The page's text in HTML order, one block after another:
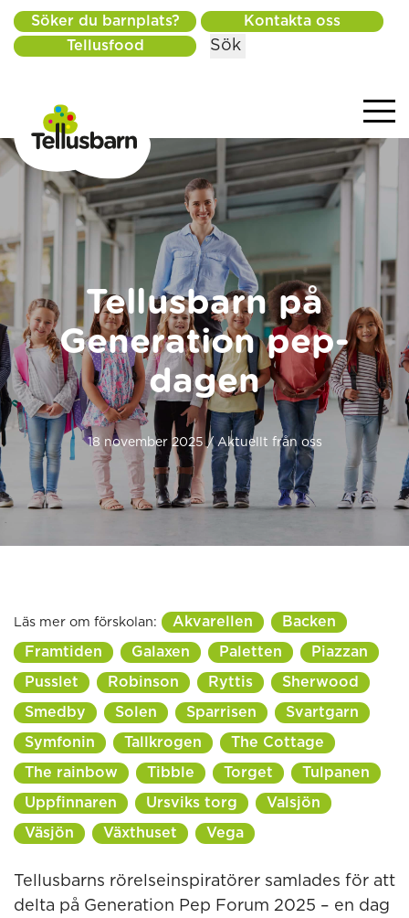
Söker du barnplats?
Kontakta oss
Tellusfood
Sök
Tellusbarn på
Generation pep-
dagen
18 november 2025 / Aktuellt från oss
Läs mer om förskolan: Akvarellen Backen
Framtiden Galaxen Paletten Piazzan
Pusslet Robinson Ryttis Sherwood
Smedby Solen Sparrisen Svartgarn
Symfonin Tallkrogen The Cottage
The rainbow Tibble Torget Tulpanen
Uppfinnaren Ursviks torg Valsjön
Väsjön Växthuset Vega
Tellusbarns rörelseinspiratörer samlades för att
delta på Generation Pep Forum 2025 – en dag